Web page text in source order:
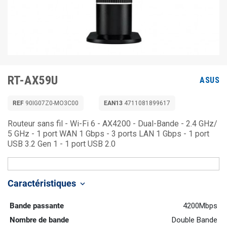
RT-AX59U ASUS
REF 90IG07Z0-MO3C00 EAN13 4711081899617
Routeur sans fil - Wi-Fi 6 - AX4200 - Dual-Bande - 2.4 GHz/
5 GHz - 1 port WAN 1 Gbps - 3 ports LAN 1 Gbps - 1 port
USB 3.2 Gen 1 - 1 port USB 2.0
Caractéristiques keyboard_arrow_down
Bande passante
4200Mbps
Nombre de bande
Double Bande